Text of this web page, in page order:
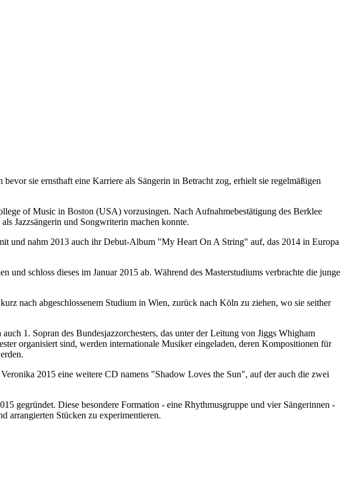
sie ernsthaft eine Karriere als Sängerin in Betracht zog, erhielt sie regelmäßigen
of Music in Boston (USA) vorzusingen. Nach Aufnahmebestätigung des Berklee
Jazzsängerin und Songwriterin machen konnte.
und nahm 2013 auch ihr Debut-Album "My Heart On A String" auf, das 2014 in Europa
schloss dieses im Januar 2015 ab. Während des Masterstudiums verbrachte die junge
nach abgeschlossenem Studium in Wien, zurück nach Köln zu ziehen, wo sie seither
1. Sopran des Bundesjazzorchesters, das unter der Leitung von Jiggs Whigham
organisiert sind, werden internationale Musiker eingeladen, deren Kompositionen für
2015 eine weitere CD namens "Shadow Loves the Sun", auf der auch die zwei
gegründet. Diese besondere Formation - eine Rhythmusgruppe und vier Sängerinnen -
arrangierten Stücken zu experimentieren.